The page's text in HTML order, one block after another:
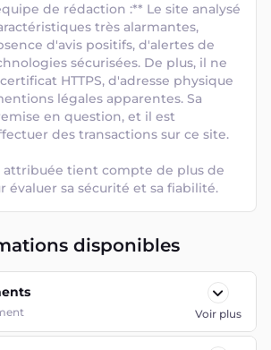
de rédaction :** Le site analysé
très alarmantes,
d'avis positifs, d'alertes de
sécurisées. De plus, il ne
HTTPS, d'adresse physique
légales apparentes. Sa
en question, et il est
des transactions sur ce site.
attribuée tient compte de plus de
évaluer sa sécurité et sa fiabilité.
disponibles
Voir plus